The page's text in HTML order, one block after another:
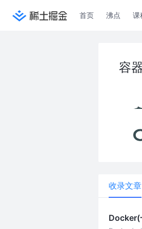
首页 沸点 课
容
收录文章
Docker(